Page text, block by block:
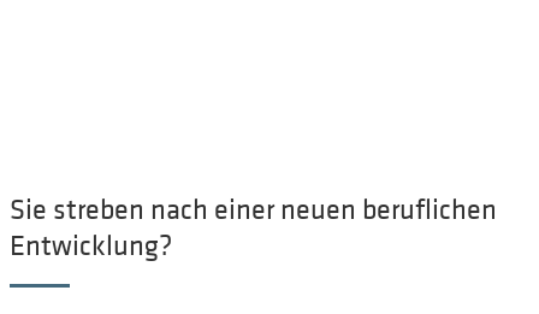
Sie streben nach einer neuen beruflichen
Entwicklung?